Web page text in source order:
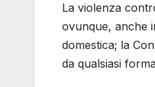
La violenza
ovunque, anche
domestica; la
da qualsiasi